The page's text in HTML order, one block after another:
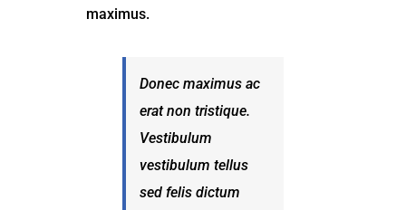
maximus.
Donec maximus ac
erat non tristique.
Vestibulum
vestibulum tellus
sed felis dictum